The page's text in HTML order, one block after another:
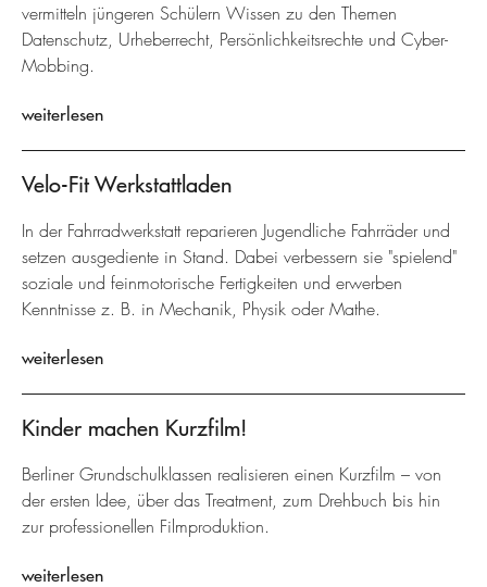
vermitteln jüngeren Schülern Wissen zu den Themen
Datenschutz, Urheberrecht, Persönlichkeitsrechte und Cyber-
Mobbing.
weiterlesen
Velo-Fit Werkstattladen
In der Fahrradwerkstatt reparieren Jugendliche Fahrräder und
setzen ausgediente in Stand. Dabei verbessern sie "spielend"
soziale und feinmotorische Fertigkeiten und erwerben
Kenntnisse z. B. in Mechanik, Physik oder Mathe.
weiterlesen
Kinder machen Kurzfilm!
Berliner Grundschulklassen realisieren einen Kurzfilm – von
der ersten Idee, über das Treatment, zum Drehbuch bis hin
zur professionellen Filmproduktion.
weiterlesen